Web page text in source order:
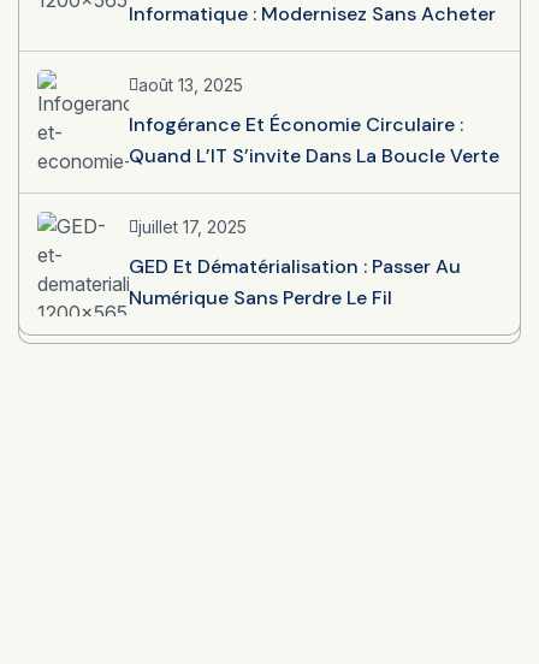
Informatique : Modernisez Sans Acheter
août 13, 2025
Infogérance Et Économie Circulaire :
Quand L’IT S’invite Dans La Boucle Verte
juillet 17, 2025
GED Et Dématérialisation : Passer Au
Numérique Sans Perdre Le Fil